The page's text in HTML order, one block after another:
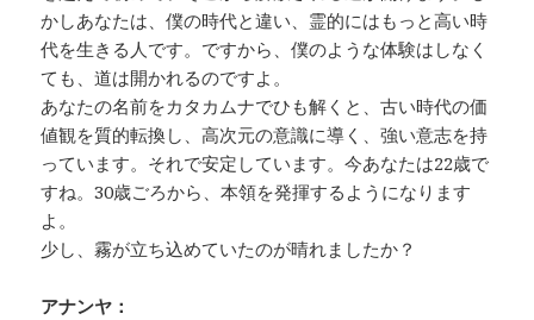
かしあなたは、僕の時代と違い、霊的にはもっと高い時
代を生きる人です。ですから、僕のような体験はしなく
ても、道は開かれるのですよ。
あなたの名前をカタカムナでひも解くと、古い時代の価
値観を質的転換し、高次元の意識に導く、強い意志を持
っています。それで安定しています。今あなたは22歳で
すね。30歳ごろから、本領を発揮するようになります
よ。
少し、霧が立ち込めていたのが晴れましたか？
アナンヤ：